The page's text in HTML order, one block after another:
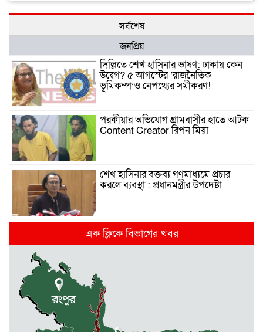
সর্বশেষ
জনপ্রিয়
দিল্লিতে শেখ হাসিনার ভাষণ: ঢাকায় কেন
উদ্বেগ? ৫ আগস্টের ‘রাজনৈতিক
ভূমিকম্প’ও নেপথ্যের সমীকরণ!
পরকীয়ার অভিযোগ গ্রামবাসীর হাতে আটক
Content Creator রিপন মিয়া
শেখ হাসিনার বক্তব্য গণমাধ্যমে প্রচার
করলে ব্যবস্থা : প্রধানমন্ত্রীর উপদেষ্টা
দিল্লিতে হাসিনার গণমাধ্যমে ভাষণ নিয়ে যা
বলছে ভারত
রাজধানীর তিন ক্যাম্পাসে ছাত্রদল-
ছাত্রশিবির দফায় দফায় সংঘর্ষ
এক ক্লিকে বিভাগের খবর